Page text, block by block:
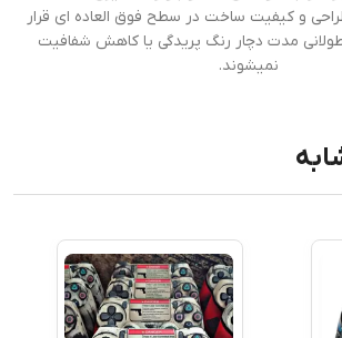
طراحی و کیفیت ساخت در سطح فوق العاده ای قرار
طولانی مدت دچار رنگ پریدگی یا کاهش شفافیت
نمیشوند.